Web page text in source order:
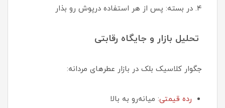
۴. در بسته: پس از هر استفاده درپوش رو بذار
تحلیل بازار و جایگاه رقابتی
جگوار کلاسیک بلک در بازار عطرهای مردانه:
رده قیمتی: میانه‌رو به بالا